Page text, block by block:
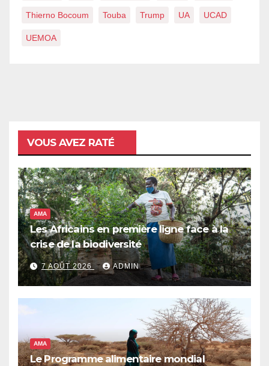
Thierno Bocoum Touba Trump UA UCAD
UEMOA
VOUS AVEZ RATÉ
AMA
Les Africains en première ligne face à la
crise de la biodiversité
7 AOÛT 2026 ADMIN
AMA
Le Programme alimentaire mondial